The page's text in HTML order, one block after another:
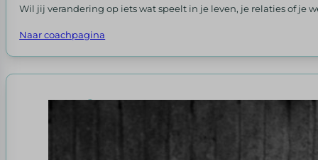
Wil jij verandering op iets wat speelt in je leven, je relaties of je
Naar coachpagina